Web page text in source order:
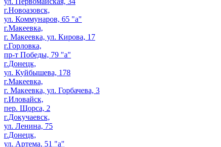
г.Новоазовск,
ул. Коммунаров, 65 "а"
г.Макеевка,
г. Макеевка, ул. Кирова, 17
г.Горловка,
пр-т Победы, 79 "а"
г.Донецк,
ул. Куйбышева, 178
г.Макеевка,
г. Макеевка, ул. Горбачева, 3
г.Иловайск,
пер. Щорса, 2
г.Докучаевск,
ул. Ленина, 75
г.Донецк,
ул. Артема, 51 "а"